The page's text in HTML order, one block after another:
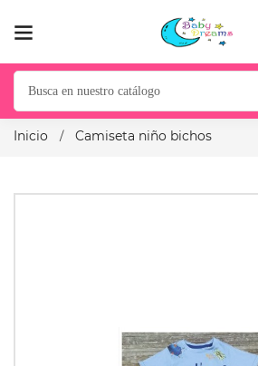
Inicio Camiseta niño bichos